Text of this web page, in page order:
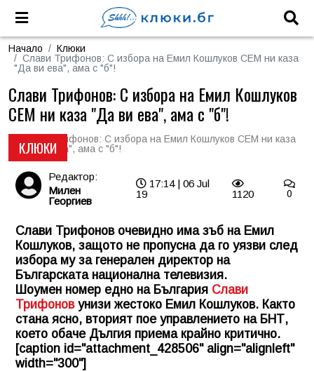
Начало
Клюки
Слави Трифонов: С избора на Емил Кошлуков СЕМ ни каза
"Да ви ева", ама с "б"!
КЛЮКИ
Слави Трифонов: С избора на Емил Кошлуков
СЕМ ни каза "Да ви ева", ама с "б"!
Редактор:
Милен
Георгиев
17:14 | 06 Jul
19
1120 0
Слави Трифонов очевидно има зъб на Емил
Кошлуков, защото не пропусна да го уязви след
избора му за генерален директор на
Българската национална телевизия.
Шоумен номер едно на България Слави
Трифоновунизи жестоко Емил Кошлуков. Както
стана ясно, вторият пое управлението на БНТ,
което обаче Дългия приема крайно критично.
[caption id="attachment_428506" align="alignleft"
width="300"]